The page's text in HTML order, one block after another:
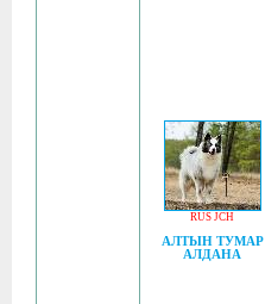
RUS JCH
АЛТЫН ТУМАР
АЛДАНА